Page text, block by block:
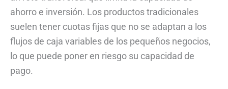
ahorro e inversión. Los productos tradicionales
suelen tener cuotas fijas que no se adaptan a los
flujos de caja variables de los pequeños negocios,
lo que puede poner en riesgo su capacidad de
pago.